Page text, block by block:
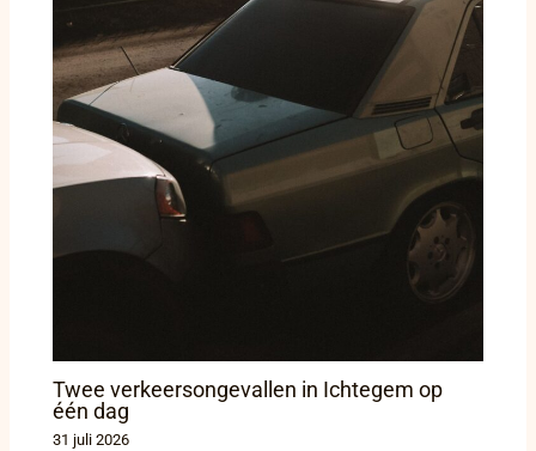
Twee verkeersongevallen in Ichtegem op
één dag
31 juli 2026